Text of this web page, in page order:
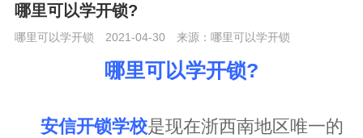
哪里可以学开锁?
哪里可以学开锁 2021-04-30 来源：哪里可以学开锁
哪里可以学开锁?
安信开锁学校是现在浙西南地区唯一的